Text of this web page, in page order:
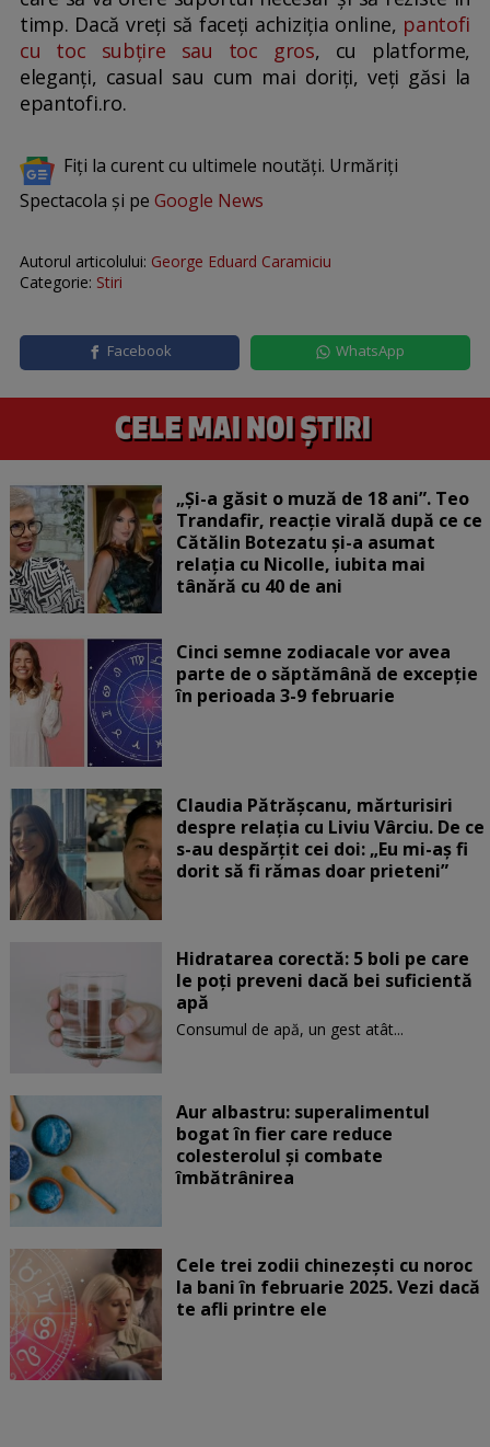
timp. Dacă vreți să faceți achiziția online, pantofi
cu toc subțire sau toc gros, cu platforme,
eleganți, casual sau cum mai doriți, veți găsi la
epantofi.ro.
Fiți la curent cu ultimele noutăți. Urmăriți
Spectacola și pe Google News
Autorul articolului: George Eduard Caramiciu
Categorie: Stiri
Facebook WhatsApp
„Și-a găsit o muză de 18 ani”. Teo
Trandafir, reacție virală după ce ce
Cătălin Botezatu și-a asumat
relația cu Nicolle, iubita mai
tânără cu 40 de ani
Cinci semne zodiacale vor avea
parte de o săptămână de excepție
în perioada 3-9 februarie
Claudia Pătrășcanu, mărturisiri
despre relația cu Liviu Vârciu. De ce
s-au despărțit cei doi: „Eu mi-aș fi
dorit să fi rămas doar prieteni”
Hidratarea corectă: 5 boli pe care
le poți preveni dacă bei suficientă
apă
Consumul de apă, un gest atât...
Aur albastru: superalimentul
bogat în fier care reduce
colesterolul și combate
îmbătrânirea
Cele trei zodii chinezești cu noroc
la bani în februarie 2025. Vezi dacă
te afli printre ele